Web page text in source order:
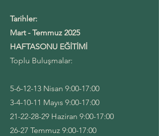
Tarihler:
Mart - Temmuz 2025
HAFTASONU EĞİTİMİ
Toplu Buluşmalar:
5-6-12-13 Nisan 9:00-17:00
3-4-10-11 Mayıs 9:00-17:00
21-22-28-29 Haziran 9:00-17:00
26-27 Temmuz 9:00-17:00